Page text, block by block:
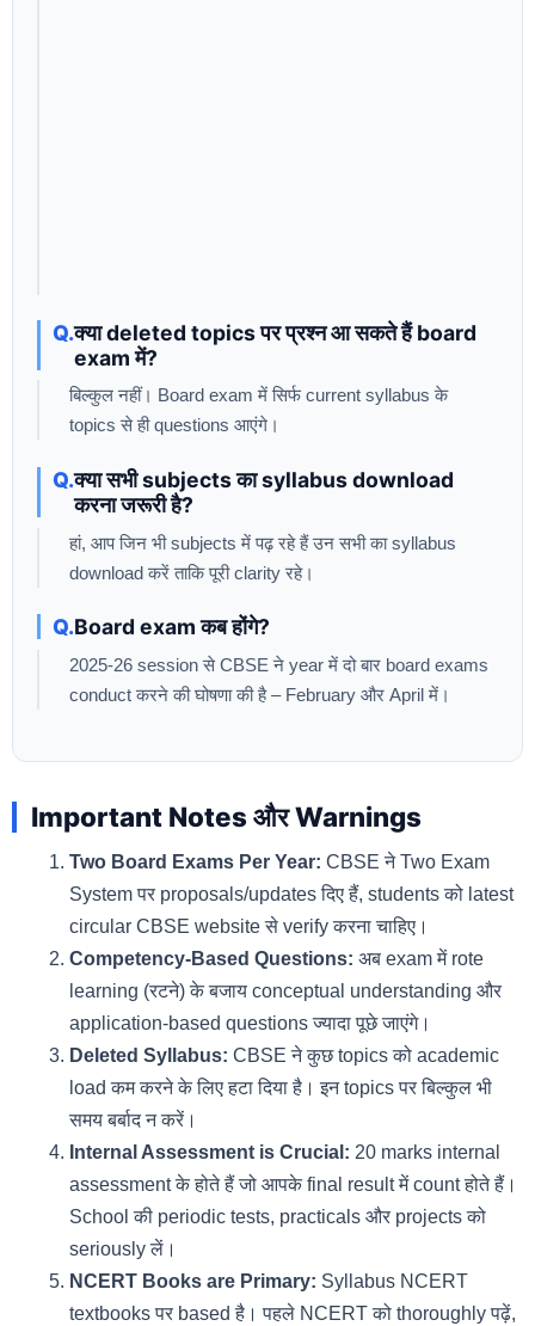
क्या deleted topics पर प्रश्न आ सकते हैं board
exam में?
बिल्कुल नहीं। Board exam में सिर्फ current syllabus के
topics से ही questions आएंगे।
क्या सभी subjects का syllabus download
करना जरूरी है?
हां, आप जिन भी subjects में पढ़ रहे हैं उन सभी का syllabus
download करें ताकि पूरी clarity रहे।
Board exam कब होंगे?
2025-26 session से CBSE ने year में दो बार board exams
conduct करने की घोषणा की है – February और April में।
Important Notes और Warnings
Two Board Exams Per Year: CBSE ने Two Exam
System पर proposals/updates दिए हैं, students को latest
circular CBSE website से verify करना चाहिए।
Competency-Based Questions: अब exam में rote
learning (रटने) के बजाय conceptual understanding और
application-based questions ज्यादा पूछे जाएंगे।
Deleted Syllabus: CBSE ने कुछ topics को academic
load कम करने के लिए हटा दिया है। इन topics पर बिल्कुल भी
समय बर्बाद न करें।
Internal Assessment is Crucial: 20 marks internal
assessment के होते हैं जो आपके final result में count होते हैं।
School की periodic tests, practicals और projects को
seriously लें।
NCERT Books are Primary: Syllabus NCERT
textbooks पर based है। पहले NCERT को thoroughly पढ़ें,